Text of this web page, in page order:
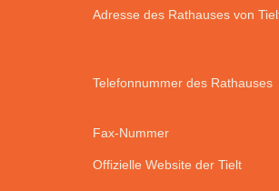
Adresse des Rathauses von
Telefonnummer des Rathauses
Fax-Nummer
Offizielle Website der Tielt